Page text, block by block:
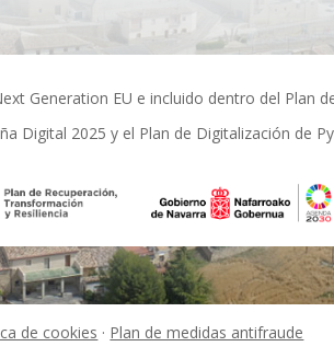
Generation EU e incluido dentro del Plan
Digital 2025 y el Plan de Digitalización de
de cookies · Plan de medidas antifraude